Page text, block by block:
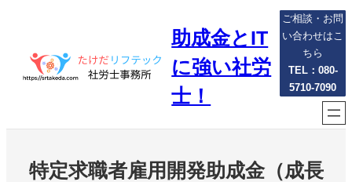
プ
助成金とIT
に強い社労
士！
ご相談・お問
い合わせはこ
ちら
TEL：080-
5710-7090
特定求職者雇用開発助成金（成長